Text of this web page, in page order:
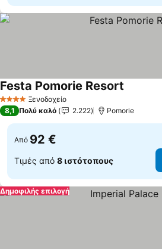
4 ΑστέριαΞενοδοχείο
Festa Pomorie Resort
8,1 Πολύ καλό 2.222 Pomorie
Από 92 €
Τιμές από 8 ιστότοπους
Δημοφιλής επιλογή